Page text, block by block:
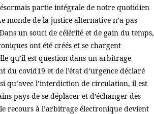
partie intégrale de notre quotidien
monde de la justice alternative n’a pas
un souci de célérité et de gain du temps,
ont été créés et se chargent
qu’il est question dans un arbitrage
du covid19 et de l’état d’urgence déclaré
qu’avec l’interdiction de circulation, il est
pays de se déplacer et d’échanger des
recours à l’arbitrage électronique devient